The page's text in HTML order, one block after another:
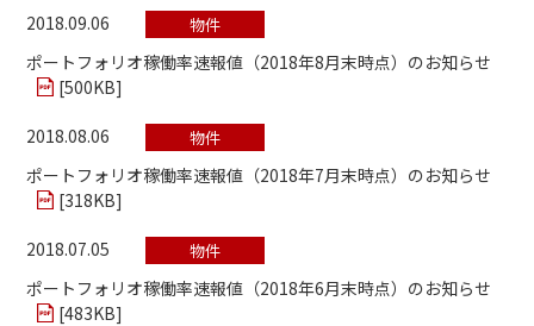
2018.09.06 物件
ポートフォリオ稼働率速報値（2018年8月末時点）のお知らせ
[500KB]
2018.08.06 物件
ポートフォリオ稼働率速報値（2018年7月末時点）のお知らせ
[318KB]
2018.07.05 物件
ポートフォリオ稼働率速報値（2018年6月末時点）のお知らせ
[483KB]